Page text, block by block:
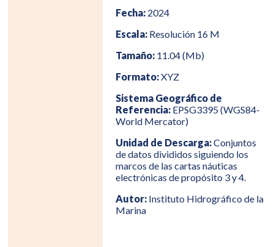
Fecha: 2024
Escala: Resolución 16 M
Tamaño: 11.04 (Mb)
Formato:XYZ
Sistema Geográfico de
Referencia: EPSG3395 (WGS84-
World Mercator)
Unidad de Descarga:Conjuntos
de datos divididos siguiendo los
marcos de las cartas náuticas
electrónicas de propósito 3 y 4.
Autor: Instituto Hidrográfico de la
Marina